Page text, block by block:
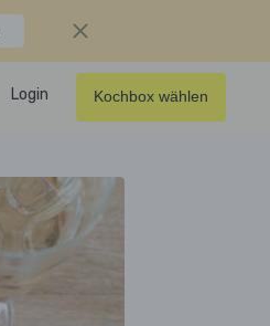
Login Kochbox wählen